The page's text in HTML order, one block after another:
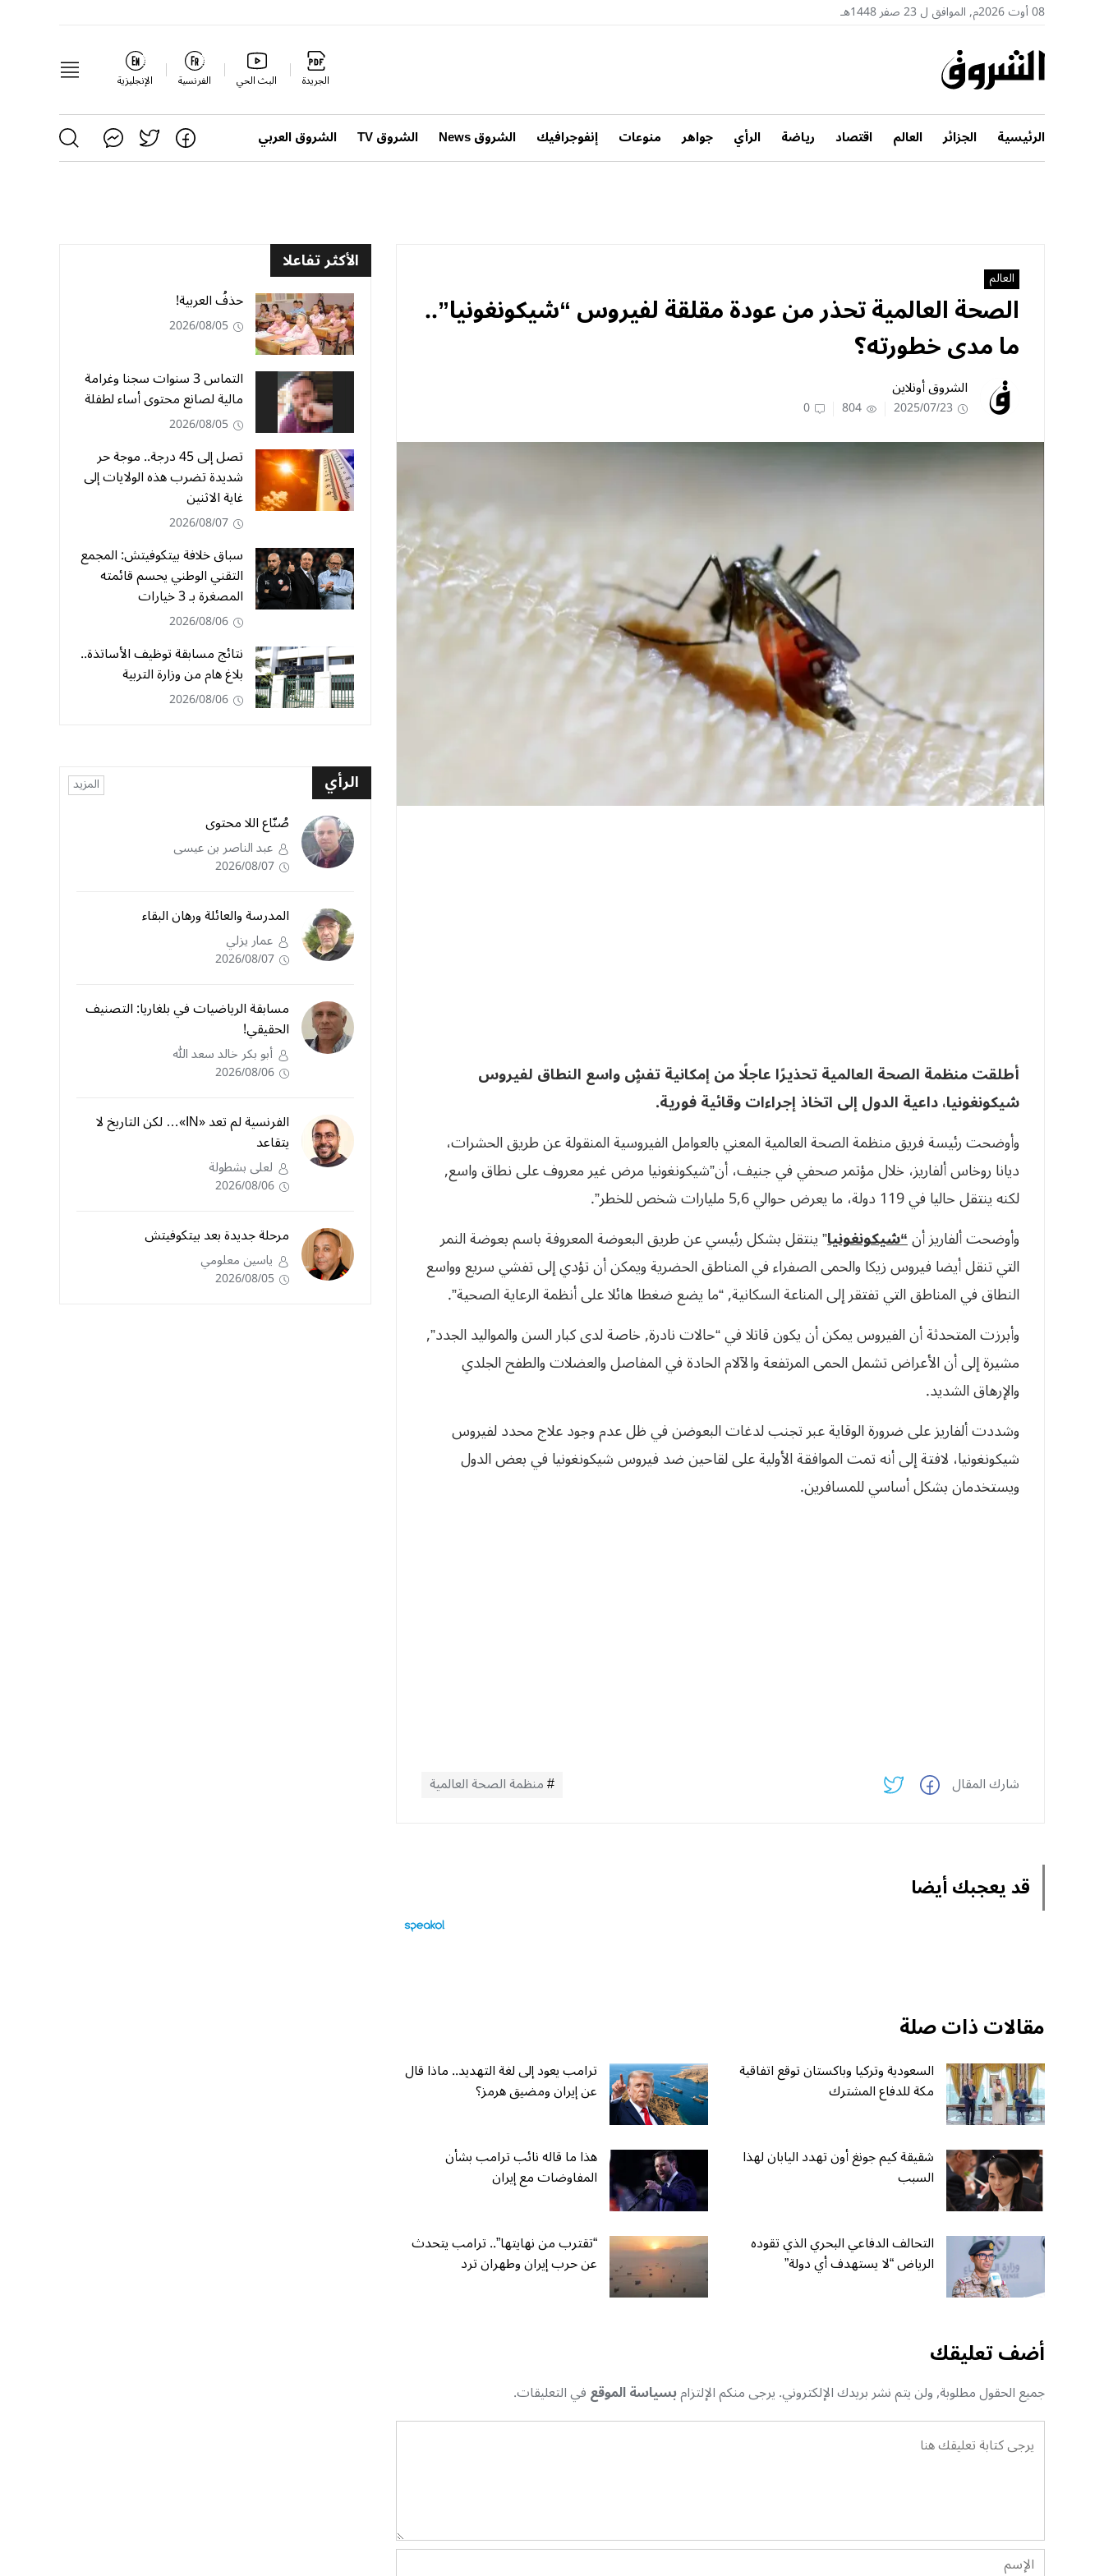
08 أوت 2026م, الموافق ل 23 صفر 1448هـ
الجريدة البث الحي الفرنسية الإنجليزية
الرئيسية الجزائر العالم اقتصاد رياضة الرأي جواهر منوعات إنفوجرافيك الشروق News الشروق TV الشروق العربي
العالم
الصحة العالمية تحذر من عودة مقلقة لفيروس “شيكونغونيا”..
ما مدى خطورته؟
الشروق أونلاين
2025/07/23
804
0
أطلقت منظمة الصحة العالمية تحذيرًا عاجلًا من إمكانية تفشٍ واسع النطاق لفيروس
شيكونغونيا، داعية الدول إلى اتخاذ إجراءات وقائية فورية.
وأوضحت رئيسة فريق منظمة الصحة العالمية المعني بالعوامل الفيروسية المنقولة عن طريق الحشرات،
ديانا روخاس ألفاريز، خلال مؤتمر صحفي في جنيف، أن”شيكونغونيا مرض غير معروف على نطاق واسع,
لكنه ينتقل حاليا في 119 دولة، ما يعرض حوالي 5,6 مليارات شخص للخطر”.
وأوضحت ألفاريز أن“شيكونغونيا” ينتقل بشكل رئيسي عن طريق البعوضة المعروفة باسم بعوضة النمر
التي تنقل أيضا فيروس زيكا والحمى الصفراء في المناطق الحضرية ويمكن أن تؤدي إلى تفشي سريع وواسع
النطاق في المناطق التي تفتقر إلى المناعة السكانية, “ما يضع ضغطا هائلا على أنظمة الرعاية الصحية”.
وأبرزت المتحدثة أن الفيروس يمكن أن يكون قاتلا في “حالات نادرة, خاصة لدى كبار السن والمواليد الجدد”,
مشيرة إلى أن الأعراض تشمل الحمى المرتفعة والآلام الحادة في المفاصل والعضلات والطفح الجلدي
والإرهاق الشديد.
وشددت ألفاريز على ضرورة الوقاية عبر تجنب لدغات البعوضن في ظل عدم وجود علاج محدد لفيروس
شيكونغونيا، لافتة إلى أنه تمت الموافقة الأولية على لقاحين ضد فيروس شيكونغونيا في بعض الدول
ويستخدمان بشكل أساسي للمسافرين.
شارك المقال منظمة الصحة العالمية
قد يعجبك أيضا
مقالات ذات صلة
السعودية وتركيا وباكستان توقع اتفاقية
مكة للدفاع المشترك
ترامب يعود إلى لغة التهديد.. ماذا قال
عن إيران ومضيق هرمز؟
شقيقة كيم جونغ أون تهدد اليابان لهذا
السبب
هذا ما قاله نائب ترامب بشأن
المفاوضات مع إيران
التحالف الدفاعي البحري الذي تقوده
الرياض “لا يستهدف أي دولة”
“تقترب من نهايتها”.. ترامب يتحدث
عن حرب إيران وطهران ترد
أضف تعليقك
جميع الحقول مطلوبة, ولن يتم نشر بريدك الإلكتروني. يرجى منكم الإلتزامبسياسة الموقعفي التعليقات.
الأكثر تفاعلا
حذفُ العربية!
2026/08/05
التماس 3 سنوات سجنا وغرامة
مالية لصانع محتوى أساء لطفلة
2026/08/05
تصل إلى 45 درجة.. موجة حر
شديدة تضرب هذه الولايات إلى
غاية الاثنين
2026/08/07
سباق خلافة بيتكوفيتش: المجمع
التقني الوطني يحسم قائمته
المصغرة بـ 3 خيارات
2026/08/06
نتائج مسابقة توظيف الأساتذة..
بلاغ هام من وزارة التربية
2026/08/06
الرأي المزيد
صُنّاع اللا محتوى
عبد الناصر بن عيسى
2026/08/07
المدرسة والعائلة ورهان البقاء
عمار يزلي
2026/08/07
مسابقة الرياضيات في بلغاريا: التصنيف
الحقيقي!
أبو بكر خالد سعد الله
2026/08/06
الفرنسية لم تعد «IN»… لكن التاريخ لا
يتقاعد
لعلى بشطولة
2026/08/06
مرحلة جديدة بعد بيتكوفيتش
ياسين معلومي
2026/08/05